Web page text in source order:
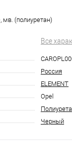
мв. (полиуретан)
Все
Россия
ELEMENT
Opel
Черный